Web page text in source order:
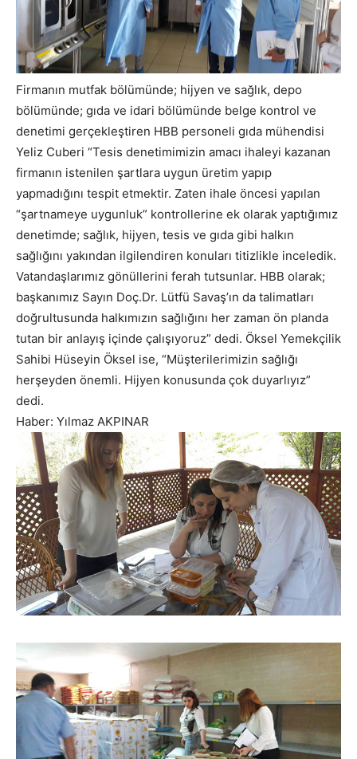
Firmanın mutfak bölümünde; hijyen ve sağlık, depo
bölümünde; gıda ve idari bölümünde belge kontrol ve
denetimi gerçekleştiren HBB personeli gıda mühendisi
Yeliz Cuberi “Tesis denetimimizin amacı ihaleyi kazanan
firmanın istenilen şartlara uygun üretim yapıp
yapmadığını tespit etmektir. Zaten ihale öncesi yapılan
“şartnameye uygunluk” kontrollerine ek olarak yaptığımız
denetimde; sağlık, hijyen, tesis ve gıda gibi halkın
sağlığını yakından ilgilendiren konuları titizlikle inceledik.
Vatandaşlarımız gönüllerini ferah tutsunlar. HBB olarak;
başkanımız Sayın Doç.Dr. Lütfü Savaş’ın da talimatları
doğrultusunda halkımızın sağlığını her zaman ön planda
tutan bir anlayış içinde çalışıyoruz” dedi. Öksel Yemekçilik
Sahibi Hüseyin Öksel ise, “Müşterilerimizin sağlığı
herşeyden önemli. Hijyen konusunda çok duyarlıyız”
dedi.
Haber: Yılmaz AKPINAR